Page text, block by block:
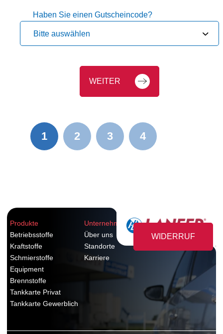
Haben Sie einen Gutscheincode?
Bitte auswählen
WEITER
1 2 3 4
Produkte
Betriebsstoffe
Kraftstoffe
Schmierstoffe
Equipment
Brennstoffe
Tankkarte Privat
Tankkarte Gewerblich
Unternehmen
Über uns
Standorte
Karriere
WIDERRUF